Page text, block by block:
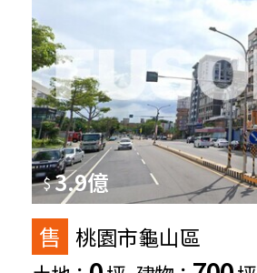
$3.9億
售 桃園市龜山區